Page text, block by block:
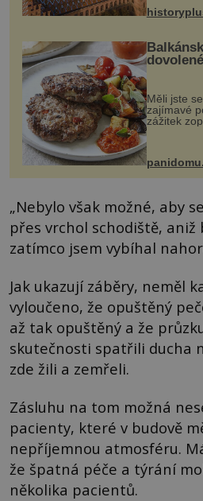
dovolené
Měli jste
zajímavé
zážitek
snazšího.
Možná jste
bývalé
„Nebylo však možné, aby
přes vrchol schodiště, aniž
zatímco jsem vybíhal
Jak ukazují záběry, neměl
vyloučeno, že opuštěný
až tak opuštěný a že
skutečnosti spatřili ducha
zde žili a zemřeli.
Zásluhu na tom možná
pacienty, které v budově
nepříjemnou atmosféru.
že špatná péče a týrání
několika pacientů.